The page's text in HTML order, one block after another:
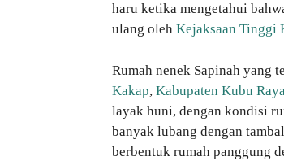
haru ketika mengetahui
ulang oleh Kejaksaan Tinggi
Rumah nenek Sapinah yang
Kakap, Kabupaten Kubu
layak huni, dengan kondisi
banyak lubang dengan
berbentuk rumah panggung